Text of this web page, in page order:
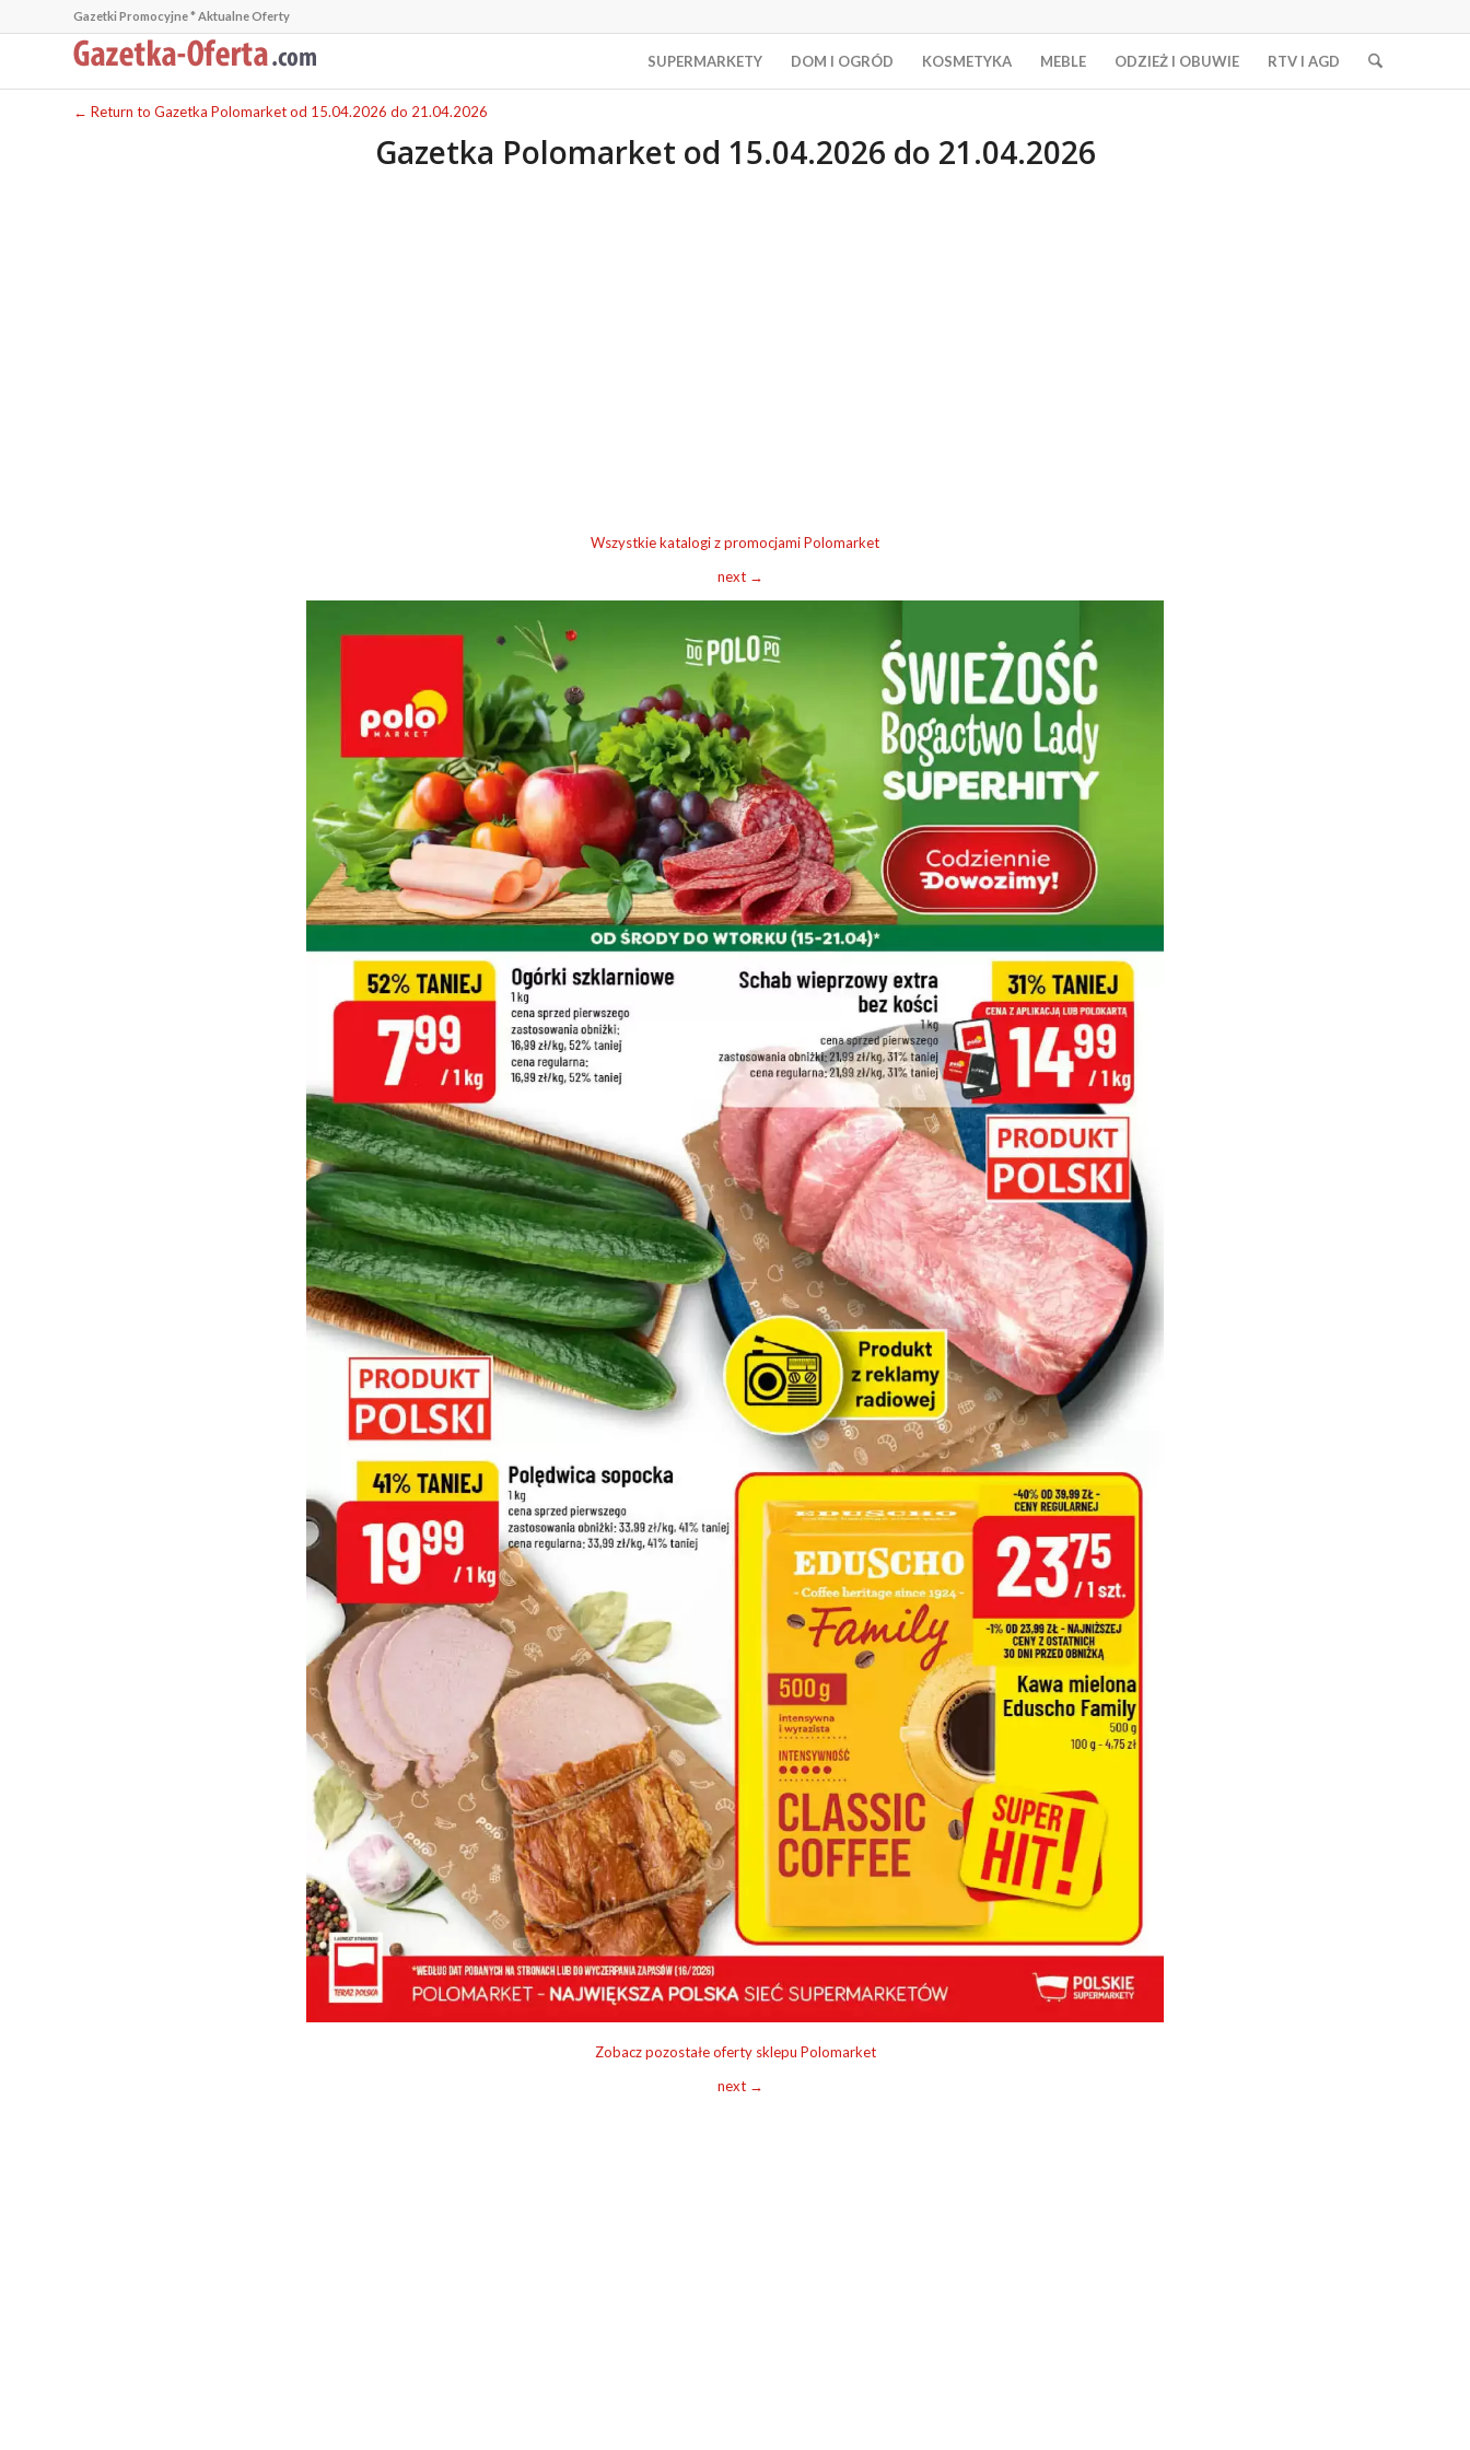
Gazetki Promocyjne * Aktualne Oferty
SUPERMARKETY DOM I OGRÓD KOSMETYKA MEBLE ODZIEŻ I OBUWIE RTV I AGD
← Return to Gazetka Polomarket od 15.04.2026 do 21.04.2026
Gazetka Polomarket od 15.04.2026 do 21.04.2026
Wszystkie katalogi z promocjami Polomarket
next →
Zobacz pozostałe oferty sklepu Polomarket
next →